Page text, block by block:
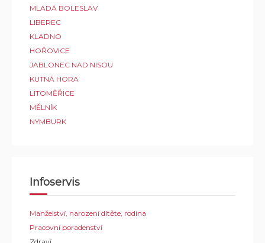
MLADÁ BOLESLAV
LIBEREC
KLADNO
HOŘOVICE
JABLONEC NAD NISOU
KUTNÁ HORA
LITOMĚŘICE
MĚLNÍK
NYMBURK
Infoservis
Manželství, narození dítěte, rodina
Pracovní poradenství
Zdraví